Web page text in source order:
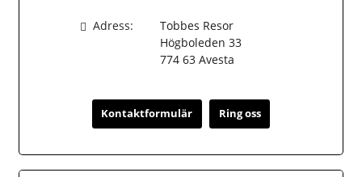
Adress:
Tobbes Resor
Högboleden 33
774 63 Avesta
Kontaktformulär Ring oss